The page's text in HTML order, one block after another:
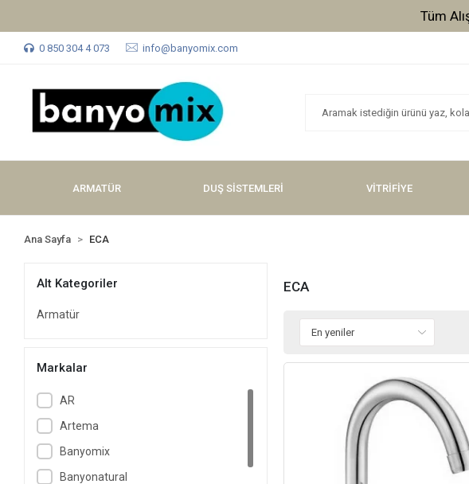
0 850 304 4 073 info@banyomix.com
ARMATÜR DUŞ SİSTEMLERİ VİTRİFİYE
Ana Sayfa ECA
Alt Kategoriler
Armatür
Markalar
AR
Artema
Banyomix
Banyonatural
ECA